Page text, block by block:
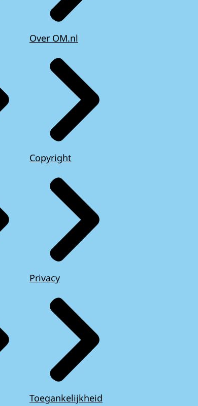
Over OM.nl
Copyright
Privacy
Toegankelijkheid